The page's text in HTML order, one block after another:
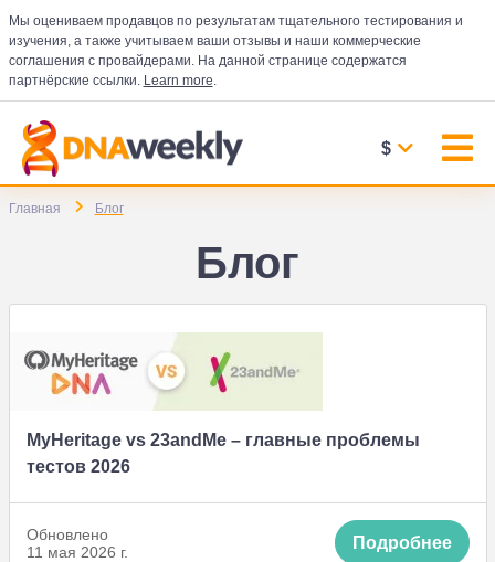
Мы оцениваем продавцов по результатам тщательного тестирования и
изучения, а также учитываем ваши отзывы и наши коммерческие
соглашения с провайдерами. На данной странице содержатся
партнёрские ссылки. Learn more.
$
Главная Блог
Блог
MyHeritage vs 23andMe – главные проблемы
тестов 2026
Обновлено
11 мая 2026 г.
Подробнее